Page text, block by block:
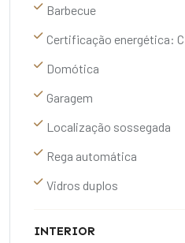
Barbecue
Certificação energética: C
Domótica
Garagem
Localização sossegada
Rega automática
Vidros duplos
INTERIOR